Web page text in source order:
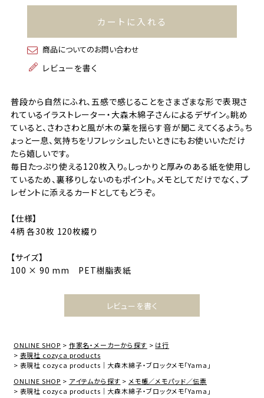
カートに入れる
商品についてのお問い合わせ
レビューを書く
普段から自然にふれ、五感で感じることをさまざまな形で表現さ
れているイラストレーター・大森木綿子さんによるデザイン。眺め
ていると、さわさわと風が木の葉を揺らす音が聞こえてくるよう。ち
ょっと一息、気持ちをリフレッシュしたいときにもお使いいただけ
たら嬉しいです。
毎日たっぷり使える120枚入り。しっかりと厚みのある紙を使用し
ているため、裏移りしないのもポイント。メモとしてだけでなく、プ
レゼントに添えるカードとしてもどうぞ。
【仕様】
4柄 各30枚 120枚綴り
【サイズ】
100 × 90 mm PET樹脂表紙
レビューを書く
ONLINE SHOP 作家名・メーカーから探す
は行
表現社 cozyca products
表現社 cozyca products｜大森木綿子・ブロックメモ「Yama」
ONLINE SHOP
アイテムから探す
メモ帳／メモパッド／伝票
表現社 cozyca products｜大森木綿子・ブロックメモ「Yama」